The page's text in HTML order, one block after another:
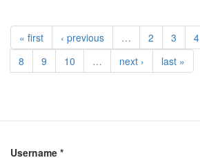
« first ‹ previous … 2 3 4
8
9 10 … next › last »
Username *